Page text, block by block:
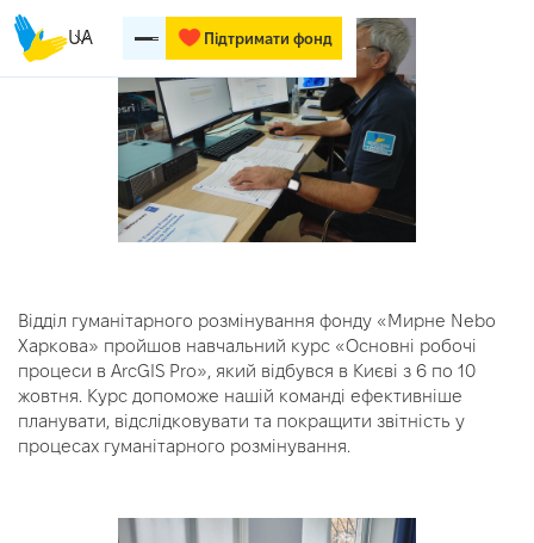
UA Підтримати фонд
Відділ гуманітарного розмінування фонду «Мирне Nebo
Харкова» пройшов навчальний курс «Основні робочі
процеси в ArcGIS Pro», який відбувся в Києві з 6 по 10
жовтня. Курс допоможе нашій команді ефективніше
планувати, відслідковувати та покращити звітність у
процесах гуманітарного розмінування.